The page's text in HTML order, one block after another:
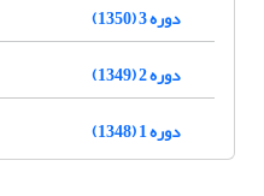
دوره 3 (1350)
دوره 2 (1349)
دوره 1 (1348)